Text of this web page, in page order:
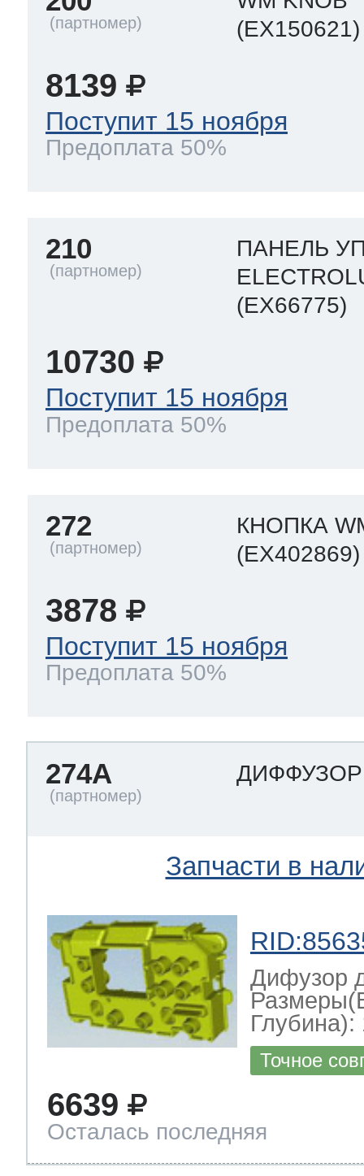
(EX150621)
8139
Поступит 15 ноября
Предоплата 50%
210
ПАНЕЛЬ
(EX66775)
10730
Поступит 15 ноября
Предоплата 50%
272
КНОПКА
(EX402869)
3878
Поступит 15 ноября
Предоплата 50%
274A
Запчасти в
Дифузор
Глубина):
Точное
6639
Осталась последняя